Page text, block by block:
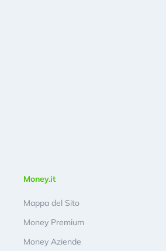
Money.it
Mappa del Sito
Money Premium
Money Aziende